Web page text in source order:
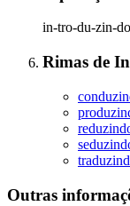
in-tro-du-zin-do
Rimas de
Outras